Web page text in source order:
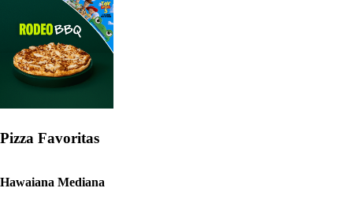
Pizza Favoritas
Hawaiana Mediana